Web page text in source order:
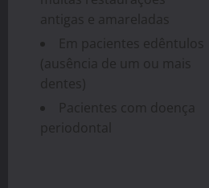
antigas e amareladas
Em pacientes edêntulos
(ausência de um ou mais
dentes)
Pacientes com doença
periodontal